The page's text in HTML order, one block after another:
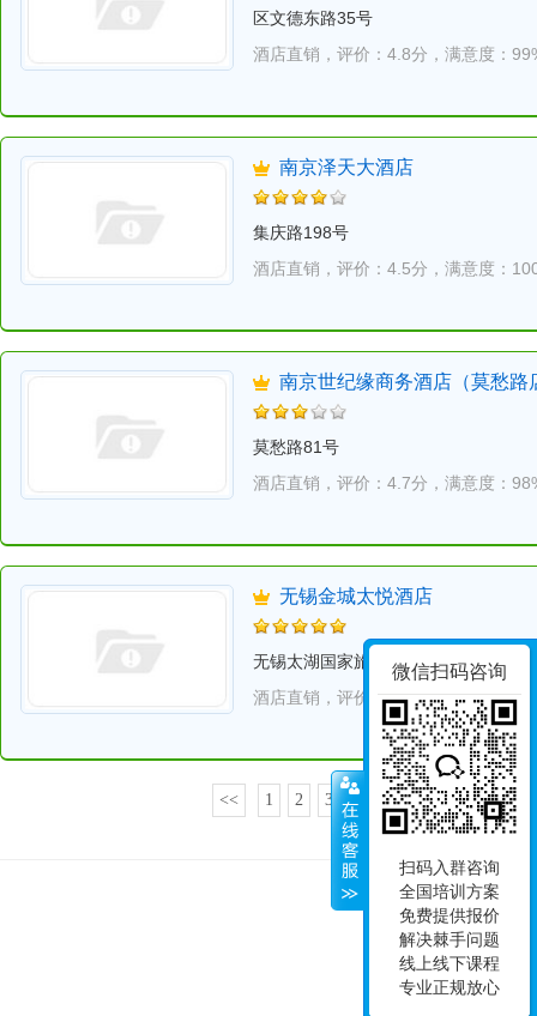
区文德东路35号
酒店直销， 评价：4.8分， 满意度：
南京泽天大酒店
集庆路198号
酒店直销， 评价：4.5分， 满意度：
南京世纪缘商务酒店（莫愁路
莫愁路81号
酒店直销， 评价：4.7分， 满意度：
无锡金城太悦酒店
无锡太湖国家旅游度假区七里风光...
酒店直销， 评价：4.6分，满意度：
<< 1 2 3 4 5 6 7 8 9 10
© Since 2008, 南
微信扫码咨询
扫码入群咨询
全国培训方案
免费提供报价
解决棘手问题
线上线下课程
专业正规放心